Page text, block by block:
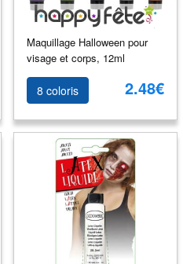
Maquillage Halloween pour
visage et corps, 12ml
8 coloris 2.48€